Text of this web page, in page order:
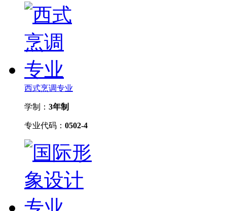
西式烹调专业
学制： 3年制
专业代码： 0502-4